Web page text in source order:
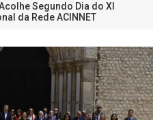
Segundo Dia do XI
da Rede ACINNET